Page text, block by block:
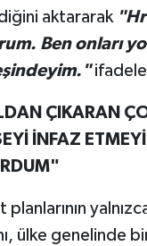
aktararak
Ben onları
ÇIKARAN
İNFAZ ETMEYİ
ülke genelinde